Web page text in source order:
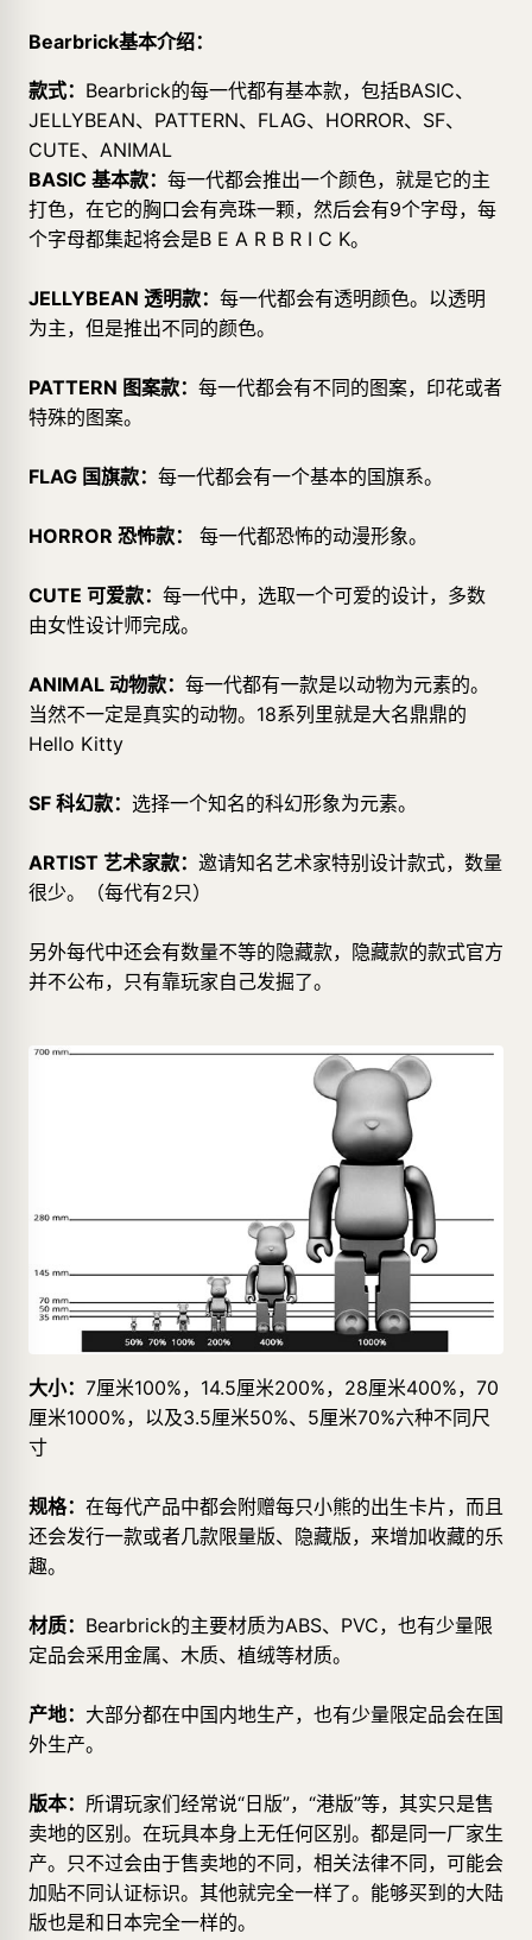
Bearbrick基本介绍：
款式： Bearbrick的每一代都有基本款，包括BASIC、
JELLYBEAN、PATTERN、FLAG、HORROR、SF、
CUTE、ANIMAL
BASIC 基本款： 每一代都会推出一个颜色，就是它的主
打色，在它的胸口会有亮珠一颗，然后会有9个字母，每
个字母都集起将会是B E A R B R I C K。
JELLYBEAN 透明款： 每一代都会有透明颜色。以透明
为主，但是推出不同的颜色。
PATTERN 图案款： 每一代都会有不同的图案，印花或者
特殊的图案。
FLAG 国旗款： 每一代都会有一个基本的国旗系。
HORROR 恐怖款： 每一代都恐怖的动漫形象。
CUTE 可爱款： 每一代中，选取一个可爱的设计，多数
由女性设计师完成。
ANIMAL 动物款： 每一代都有一款是以动物为元素的。
当然不一定是真实的动物。18系列里就是大名鼎鼎的
Hello Kitty
SF 科幻款： 选择一个知名的科幻形象为元素。
ARTIST 艺术家款： 邀请知名艺术家特别设计款式，数量
很少。（每代有2只）
另外每代中还会有数量不等的隐藏款，隐藏款的款式官方
并不公布，只有靠玩家自己发掘了。
大小： 7厘米100%，14.5厘米200%，28厘米400%，70
厘米1000%，以及3.5厘米50%、5厘米70%六种不同尺
寸
规格： 在每代产品中都会附赠每只小熊的出生卡片，而且
还会发行一款或者几款限量版、隐藏版，来增加收藏的乐
趣。
材质： Bearbrick的主要材质为ABS、PVC，也有少量限
定品会采用金属、木质、植绒等材质。
产地： 大部分都在中国内地生产，也有少量限定品会在国
外生产。
版本： 所谓玩家们经常说“日版”，“港版”等，其实只是售
卖地的区别。在玩具本身上无任何区别。都是同一厂家生
产。只不过会由于售卖地的不同，相关法律不同，可能会
加贴不同认证标识。其他就完全一样了。能够买到的大陆
版也是和日本完全一样的。